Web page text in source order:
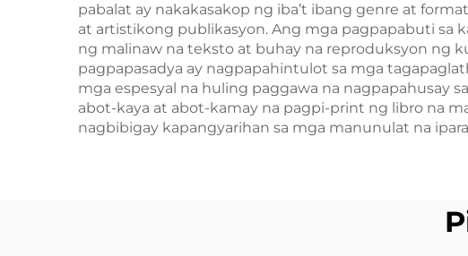
pabalat ay nakakasakop ng iba’t ibang genre at
at artistikong publikasyon. Ang mga pagpapabuti sa
ng malinaw na teksto at buhay na reproduksyon ng
pagpapasadya ay nagpapahintulot sa mga
mga espesyal na huling paggawa na nagpapahusay
abot-kaya at abot-kamay na pagpi-print ng libro na
nagbibigay kapangyarihan sa mga manunulat na